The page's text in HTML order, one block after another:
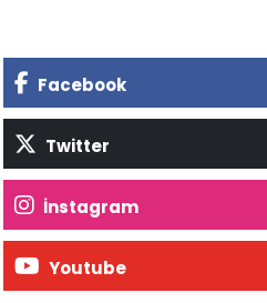
Facebook
Twitter
İnstagram
Youtube